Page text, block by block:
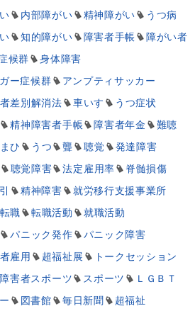
内部障がい 精神障がい
うつ病
知的障がい 障害者手帳
障がい者
候群
身体障害
ー症候群
アンプティサッカー
差別解消法 車いす
うつ症状
精神障害者手帳 障害者年金
難聴
ひ うつ 聾 聴覚
発達障害
聴覚障害 法定雇用率
脊髄損傷
精神障害
就労移行支援事業所
転職 転職活動
就職活動
パニック発作
パニック障害
雇用 超福祉展
トークセッション
障害者スポーツ スポーツ
ＬＧＢＴ
図書館 毎日新聞
超福祉